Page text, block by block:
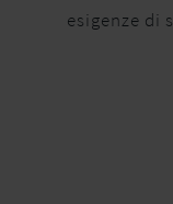
esigenze di